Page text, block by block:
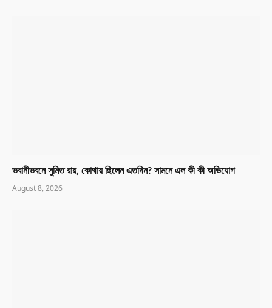
ভবানীভবনে সুমিত রায়, কোথায় ছিলেন এতদিন? সামনে এল কী কী অভিযোগ
August 8, 2026